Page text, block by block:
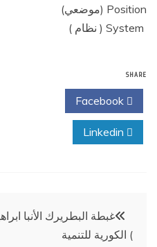
SHARE
تصفّح
) الكورية للتنمية